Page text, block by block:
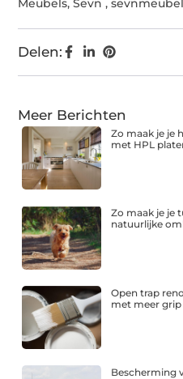
Meubels,Sevn ,sevnmeubel
Delen:
Meer Berichten
Zo maak je je
met HPL
Zo maak je je
natuurlijke
Open trap
met meer grip
Bescherming